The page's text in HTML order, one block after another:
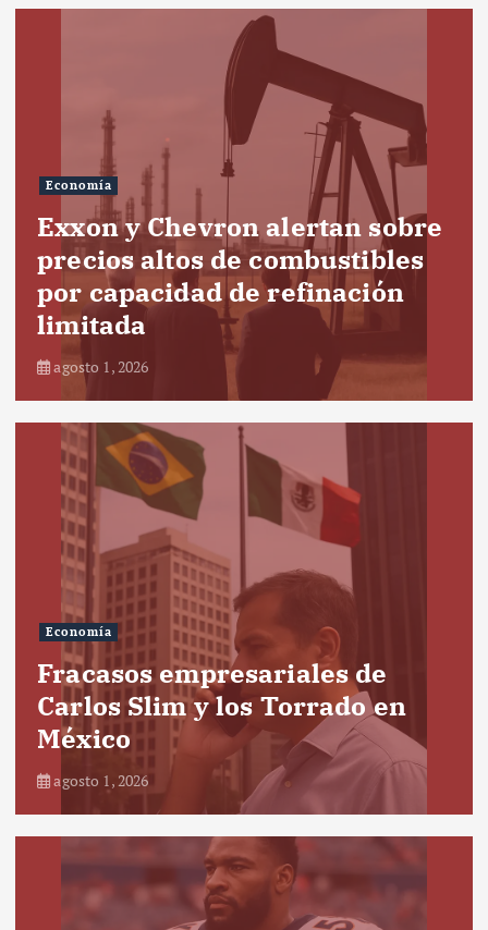
Economía
Exxon y Chevron alertan sobre
precios altos de combustibles
por capacidad de refinación
limitada
agosto 1, 2026
Economía
Fracasos empresariales de
Carlos Slim y los Torrado en
México
agosto 1, 2026